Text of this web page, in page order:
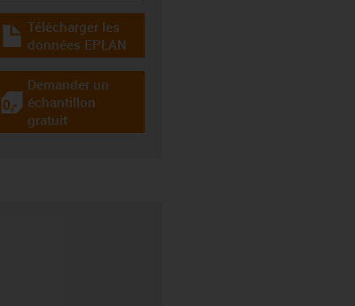
igus-icon-download-plan
Télécharger les
données EPLAN
igus-icon-gratismuster
Demander un
échantillon
gratuit